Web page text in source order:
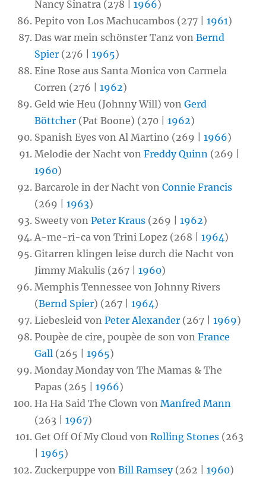
Nancy Sinatra (278 |1966)
Pepito von Los Machucambos (277 |1961)
Das war mein schönster Tanz vonBernd
Spier (276 |1965)
Eine Rose aus Santa Monica von Carmela
Corren (276 |1962)
Geld wie Heu (Johnny Will) vonGerd
Böttcher (Pat Boone) (270 |1962)
Spanish Eyes von Al Martino (269 |1966)
Melodie der Nacht vonFreddy Quinn (269 |
1960)
Barcarole in der Nacht vonConnie Francis
(269 |1963)
Sweety vonPeter Kraus (269 |1962)
A-me-ri-ca von Trini Lopez (268 |1964)
Gitarren klingen leise durch die Nacht von
Jimmy Makulis (267 |1960)
Memphis Tennessee von Johnny Rivers
(Bernd Spier) (267 |1964)
Liebesleid vonPeter Alexander (267 |1969)
Poupèe de cire, poupèe de son vonFrance
Gall (265 |1965)
Monday Monday von The Mamas & The
Papas (265 |1966)
Ha Ha Said The Clown vonManfred Mann
(263 |1967)
Get Off Of My Cloud vonRolling Stones (263
|1965)
Zuckerpuppe vonBill Ramsey(262 |1960)